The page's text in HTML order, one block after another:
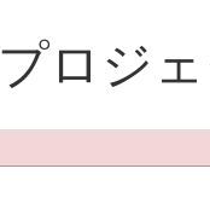
プロジ